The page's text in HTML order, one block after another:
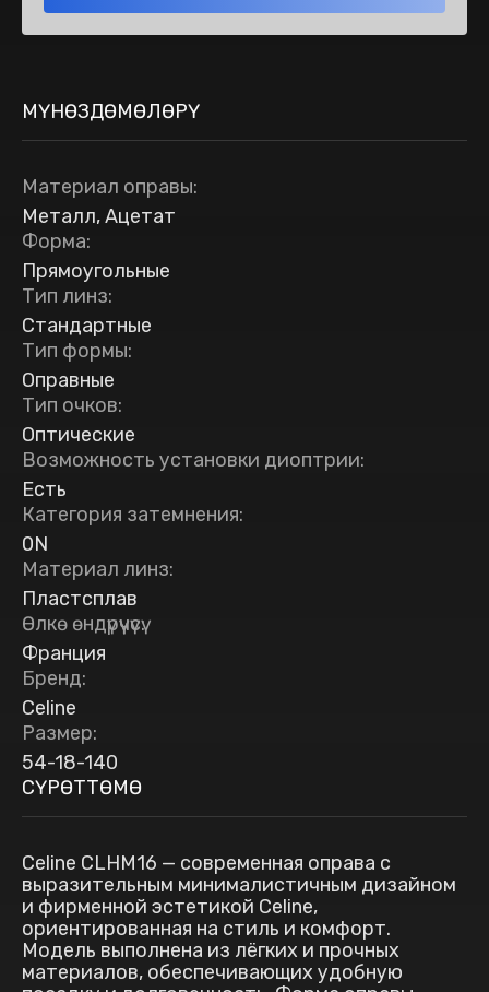
МҮНӨЗДӨМӨЛӨРҮ
Материал оправы:
Металл, Ацетат
Форма:
Прямоугольные
Тип линз:
Стандартные
Тип формы:
Оправные
Тип очков:
Оптические
Возможность установки диоптрии:
Есть
Категория затемнения:
0N
Материал линз:
Пластсплав
Өлкө өндүрүүчүсү:
Франция
Бренд:
Celine
Размер:
54-18-140
СҮРӨТТӨМӨ
Celine CLHM16 — современная оправа с
выразительным минималистичным дизайном
и фирменной эстетикой Celine,
ориентированная на стиль и комфорт.
Модель выполнена из лёгких и прочных
материалов, обеспечивающих удобную